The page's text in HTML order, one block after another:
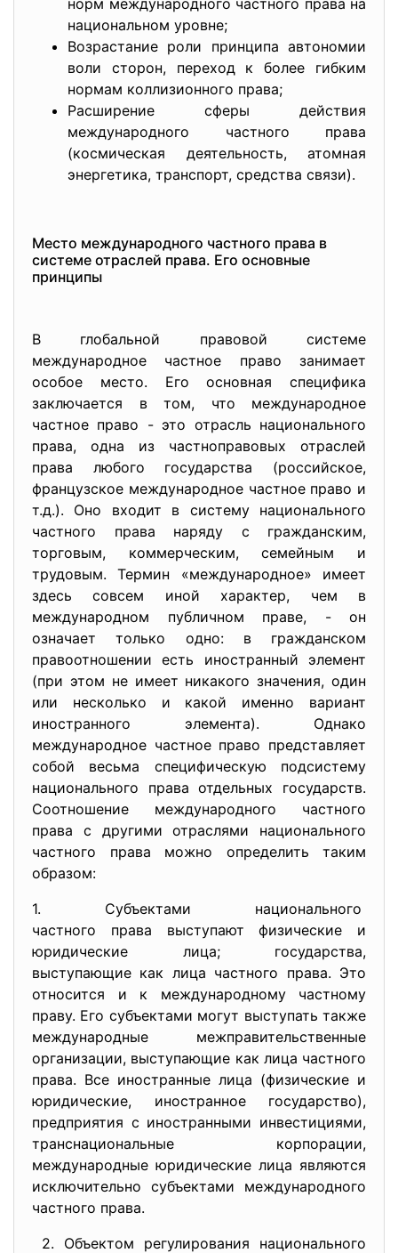
норм международного частного права на
национальном уровне;
Возрастание роли принципа автономии
воли сторон, переход к более гибким
нормам коллизионного права;
Расширение сферы действия
международного частного права
(космическая деятельность, атомная
энергетика, транспорт, средства связи).
Место международного частного права в
системе отраслей права. Его основные
принципы
В глобальной правовой системе
международное частное право занимает
особое место. Его основная специфика
заключается в том, что международное
частное право - это отрасль национального
права, одна из частноправовых отраслей
права любого государства (российское,
французское международное частное право и
т.д.). Оно входит в систему национального
частного права наряду с гражданским,
торговым, коммерческим, семейным и
трудовым. Термин «международное» имеет
здесь совсем иной характер, чем в
международном публичном праве, - он
означает только одно: в гражданском
правоотношении есть иностранный элемент
(при этом не имеет никакого значения, один
или несколько и какой именно вариант
иностранного элемента). Однако
международное частное право представляет
собой весьма специфическую подсистему
национального права отдельных государств.
Соотношение международного частного
права с другими отраслями национального
частного права можно определить таким
образом:
1. Субъектами национального
частного права выступаютфизические и
юридические лица; государства,
выступающие как лица частного права. Это
относится и к международному частному
праву. Его субъектами могут выступать также
международные межправительственные
организации, выступающие как лица частного
права. Все иностранные лица (физические и
юридические, иностранное государство),
предприятия с иностранными инвестициями,
транснациональные корпорации,
международные юридические лица являются
исключительно субъектами международного
частного права.
2. Объектом регулирования национального